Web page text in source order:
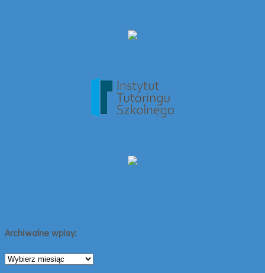
Archiwalne wpisy:
Archiwalne